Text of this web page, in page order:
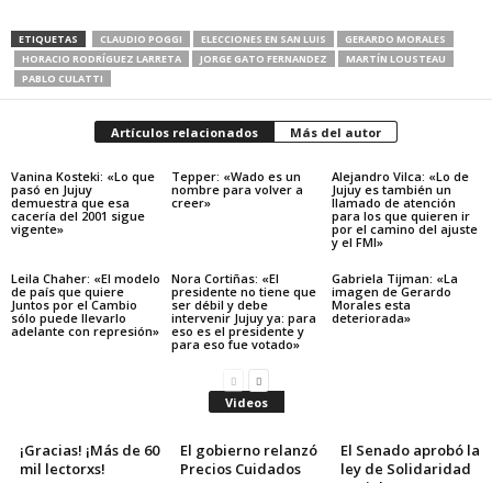
ETIQUETAS CLAUDIO POGGI ELECCIONES EN SAN LUIS
GERARDO MORALES
HORACIO RODRÍGUEZ LARRETA
JORGE GATO FERNANDEZ
MARTÍN LOUSTEAU
PABLO CULATTI
Artículos relacionados Más del autor
Vanina Kosteki: «Lo que
pasó en Jujuy
demuestra que esa
cacería del 2001 sigue
vigente»
Tepper: «Wado es un
nombre para volver a
creer»
Alejandro Vilca: «Lo de
Jujuy es también un
llamado de atención
para los que quieren ir
por el camino del ajuste
y el FMI»
Leila Chaher: «El modelo
de país que quiere
Juntos por el Cambio
sólo puede llevarlo
adelante con represión»
Nora Cortiñas: «El
presidente no tiene que
ser débil y debe
intervenir Jujuy ya: para
eso es el presidente y
para eso fue votado»
Gabriela Tijman: «La
imagen de Gerardo
Morales esta
deteriorada»
Videos
¡Gracias! ¡Más de 60
mil lectorxs!
El gobierno relanzó
Precios Cuidados
El Senado aprobó la
ley de Solidaridad